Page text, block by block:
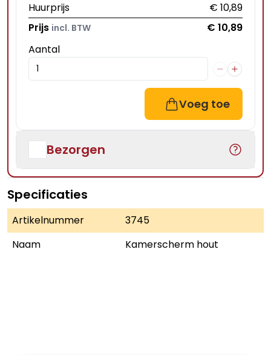
Huurprijs
€ 10,89
Prijs incl. BTW
€ 10,89
Aantal
Voeg toe
Bezorgen
Specificaties
Artikelnummer
3745
Naam
Kamerscherm hout